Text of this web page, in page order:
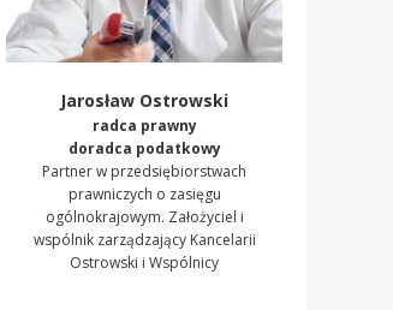
Jarosław Ostrowski
radca prawny
doradca podatkowy
Partner w przedsiębiorstwach
prawniczych o zasięgu
ogólnokrajowym. Założyciel i
wspólnik zarządzający Kancelarii
Ostrowski i Wspólnicy